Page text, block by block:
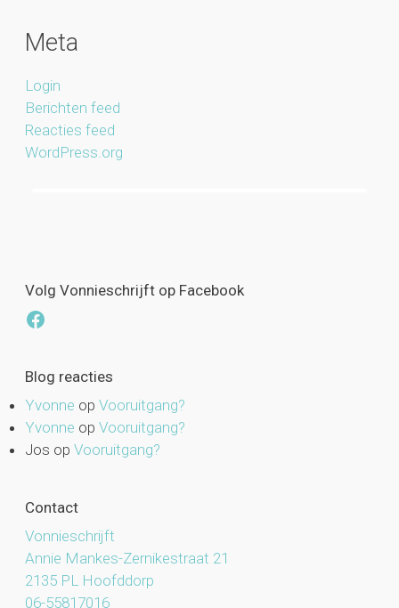
Meta
Login
Berichten feed
Reacties feed
WordPress.org
Volg Vonnieschrijft op Facebook
Facebook
Blog reacties
Yvonne op Vooruitgang?
Yvonne op Vooruitgang?
Jos op Vooruitgang?
Contact
Vonnieschrijft
Annie Mankes-Zernikestraat 21
2135 PL Hoofddorp
06-55817016